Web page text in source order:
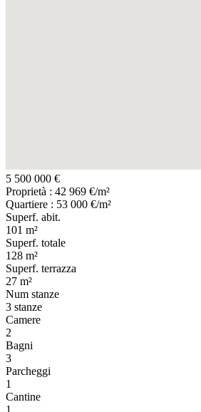
5 500 000 €
Proprietà : 42 969 €/m²
Quartiere : 53 000 €/m²
Superf. abit.
101 m²
Superf. totale
128 m²
Superf. terrazza
27 m²
Num stanze
3 stanze
Camere
2
Bagni
3
Parcheggi
1
Cantine